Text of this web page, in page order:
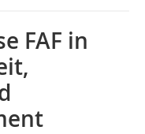
FAF in